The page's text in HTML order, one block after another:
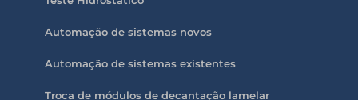
Automação de sistemas novos
Automação de sistemas existentes
Troca de módulos de decantação lamelar